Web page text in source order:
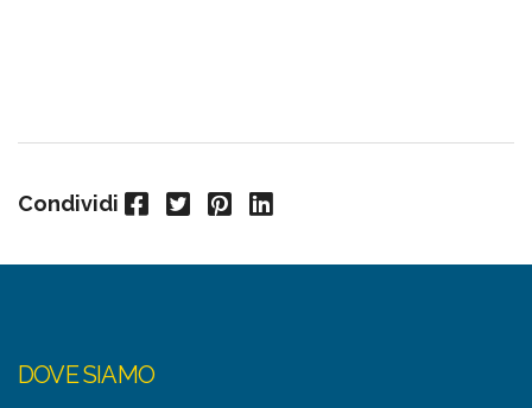
Condividi Facebook Twitter Pinterest LinkedIn
DOVE SIAMO